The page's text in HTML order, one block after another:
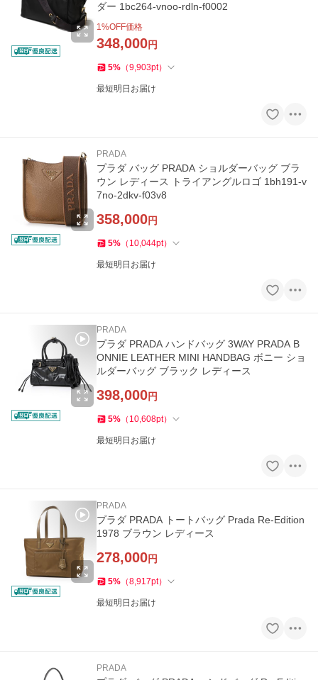
ダー 1bc264-vnoo-rdln-f0002
1%OFF価格
348,000円
5% （9,903pt）
最短明日お届け
PRADA
プラダ バッグ PRADA ショルダーバッグ ブラ
ウン レディース トライアングルロゴ 1bh191-v
7no-2dkv-f03v8
358,000円
5% （ 10,044pt）
最短明日お届け
PRADA
プラダ PRADA ハンドバッグ 3WAY PRADA B
ONNIE LEATHER MINI HANDBAG ボニー ショ
ルダーバッグ ブラック レディース
398,000円
5% （ 10,608pt）
最短明日お届け
PRADA
プラダ PRADA トートバッグ Prada Re-Edition
1978 ブラウン レディース
278,000円
5% （8,917pt）
最短明日お届け
PRADA